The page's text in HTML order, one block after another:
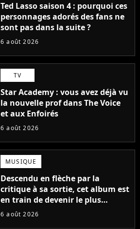
Ted Lasso saison 4 : pourquoi ces
personnages adorés des fans ne
sont pas dans la suite ?
6 août 2026
TV
Star Academy : vous avez déjà vu
la nouvelle prof dans The Voice
et aux Enfoirés
6 août 2026
MUSIQUE
Descendu en flèche par la
critique à sa sortie, cet album est
en train de devenir le plus
populaire de son auteur
6 août 2026